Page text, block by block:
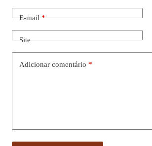
E-mail*
Site
Adicionar comentário *